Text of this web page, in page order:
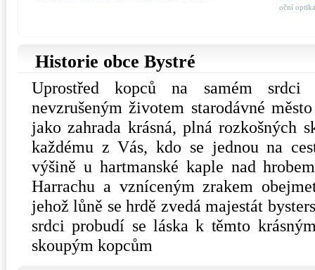
oční
Historie obce Bystré
Uprostřed kopců na samém
nevzrušeným životem starodávné
jako zahrada krásná, plná rozkošných
každému z Vás, kdo se jednou na
výšině u hartmanské kaple nad
Harrachu a vzníceným zrakem
jehož lůně se hrdě zvedá majestát
srdci probudí se láska k těmto
skoupým kopcům